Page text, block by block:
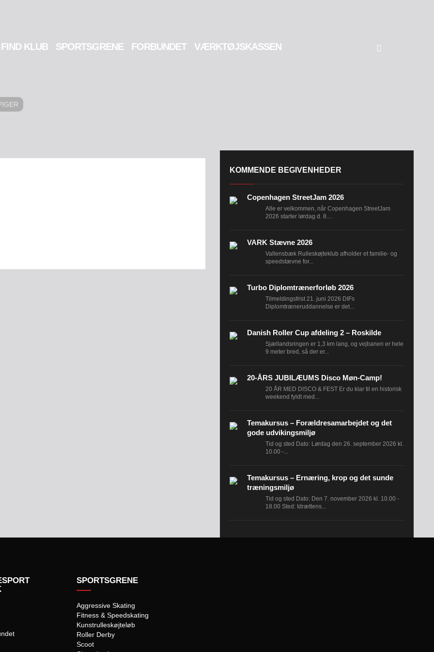
FIND KLUB SPORTSGRENE FORBUNDET
VÆRKTØJSKASSEN
KOMMENDE BEGIVENHEDER
Copenhagen StreetJam 2026
Alle er velkommen, når Copenhagen StreetJam
2026 starter lørdag d. 8....
VARK Stævne 2026
Vallensbæk Rulleskøjteklub afholder et familie- og
speedstævne for...
Turbo Diplomtrænerforløb 2026
Tilmeldingsfrist 21. juni 2026 DIFs
Diplomtræneruddannelse er det...
Danish Roller Cup afdeling 2 – Roskilde
Sjællandsringen er 1,3 km lang, og vejbanen er hele
9 meter bred, så der er...
20-ÅRS JUBILÆUMS Disco Møn-Camp!
20 ÅR MED DISCO & FEST Er du klar til en historisk
weekend fyldt med...
Temakursus – Forældresamarbejdet og det
gode udvikingsmiljø
Tid og sted Dato: Lørdag den 26. september 2026 kl.
10.00 -...
Temakursus – Ernæring, krop og det sunde
træningsmiljø
Tid og sted Dato: Den 7. november 2026 kl. 10.00 -
18.00 Sted: Idrættens...
SPORTSGRENE
Aggressive Skating
Fitness & Speedskating
Kunstrulleskøjteløb
Roller Derby
Scoot